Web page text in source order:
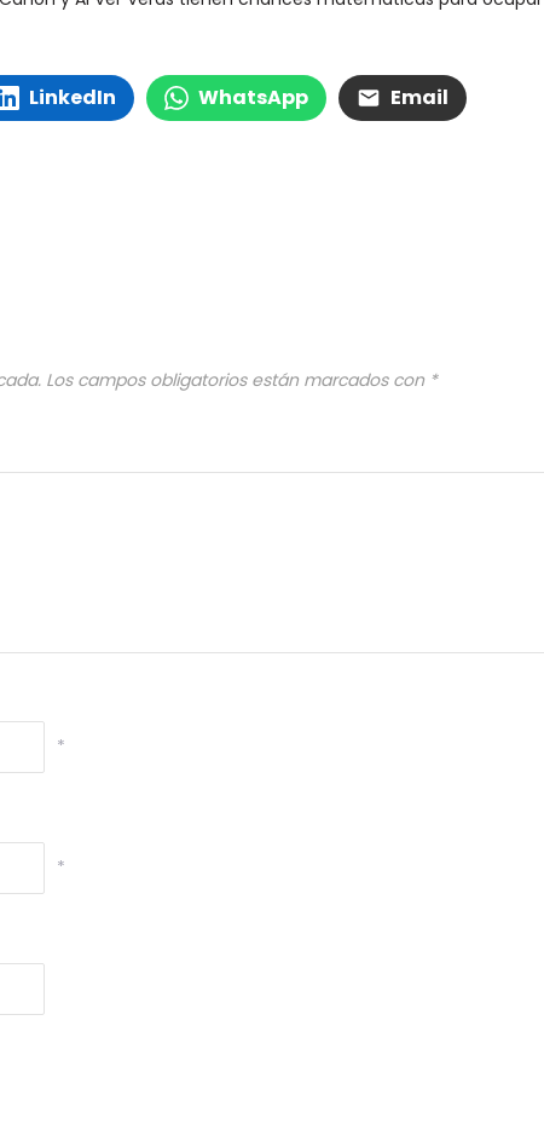
LinkedIn WhatsApp Email
Los campos obligatorios están marcados con *
*
*